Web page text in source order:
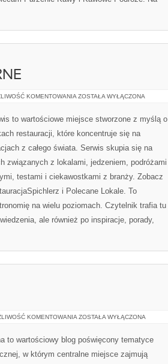
KOMENTOWANIA CIEKAWOSTKI
ZOSTAŁA WYŁĄCZONA
to wartościowe miejsce stworzone z myślą o
restauracji, które koncentruje się na
z całego świata. Serwis skupia się na
związanych z lokalami, jedzeniem, podróżami
testami i ciekawostkami z branży. Zobacz
i Polecane Lokale. To
na wielu poziomach. Czytelnik trafia tu
ale również po inspiracje, porady,
KOMENTOWANIA PORADY
ZOSTAŁA WYŁĄCZONA
to wartościowy blog poświęcony tematyce
w którym centralne miejsce zajmują